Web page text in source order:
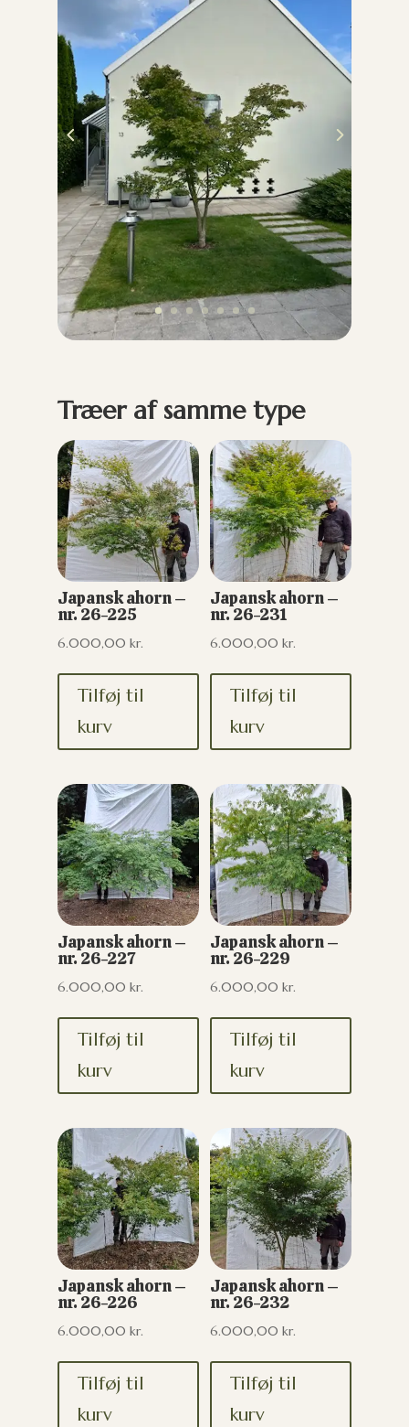
Træer af samme type
Japansk ahorn –
nr. 26-225
6.000,00 kr.
Tilføj til
kurv
Japansk ahorn –
nr. 26-231
6.000,00kr.
Tilføj til
kurv
Japansk ahorn –
nr. 26-227
6.000,00 kr.
Tilføj til
kurv
Japansk ahorn –
nr. 26-229
6.000,00kr.
Tilføj til
kurv
Japansk ahorn –
nr. 26-226
6.000,00 kr.
Tilføj til
kurv
Japansk ahorn –
nr. 26-232
6.000,00kr.
Tilføj til
kurv